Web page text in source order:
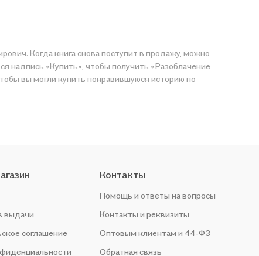
Когда книга снова поступит в продажу, можно
надпись «Купить», чтобы получить «Разоблачение
вы могли купить понравившуюся историю по
выдачи
соглашение
Контакты
Помощь и ответы на вопросы
Контакты и реквизиты
Оптовым клиентам и 44-ФЗ
Обратная связь